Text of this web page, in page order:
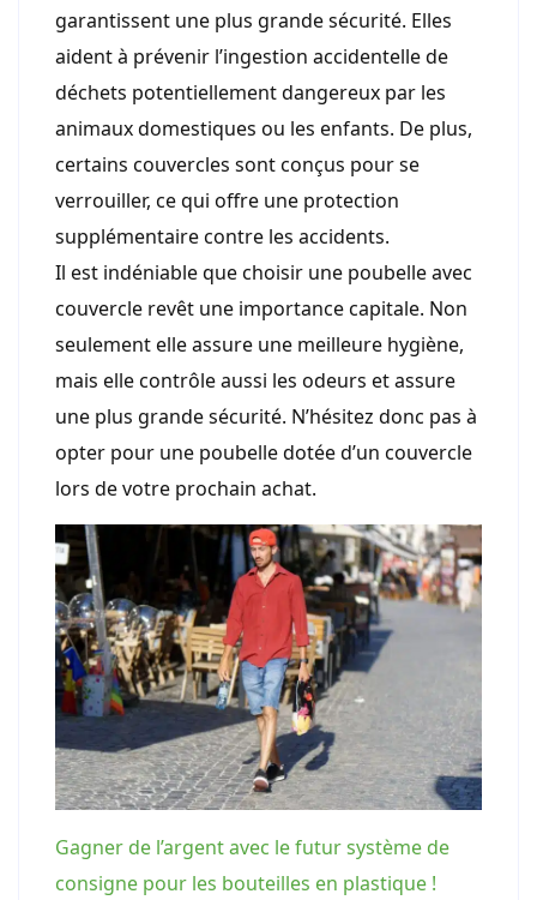
garantissent une plus grande sécurité. Elles
aident à prévenir l’ingestion accidentelle de
déchets potentiellement dangereux par les
animaux domestiques ou les enfants. De plus,
certains couvercles sont conçus pour se
verrouiller, ce qui offre une protection
supplémentaire contre les accidents.
Il est indéniable que choisir une poubelle avec
couvercle revêt une importance capitale. Non
seulement elle assure une meilleure hygiène,
mais elle contrôle aussi les odeurs et assure
une plus grande sécurité. N’hésitez donc pas à
opter pour une poubelle dotée d’un couvercle
lors de votre prochain achat.
Gagner de l’argent avec le futur système de
consigne pour les bouteilles en plastique !